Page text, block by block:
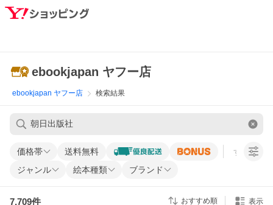
ebookjapan ヤフー店
ebookjapan ヤフー店 検索結果
価格帯 送料無料 すべての条
ジャンル 絵本種類 ブランド
7,709件 おすすめ順 表示